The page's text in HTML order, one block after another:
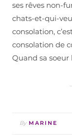
ses rêves non-
chats-et-qui-
consolation,
consolation de
Quand sa soeur
By MARINE